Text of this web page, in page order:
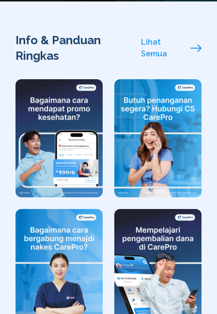
Info & Panduan
Ringkas
Lihat
Semua